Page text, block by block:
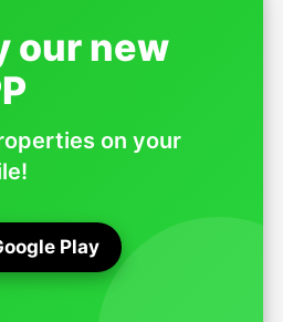
our new
on your
Play